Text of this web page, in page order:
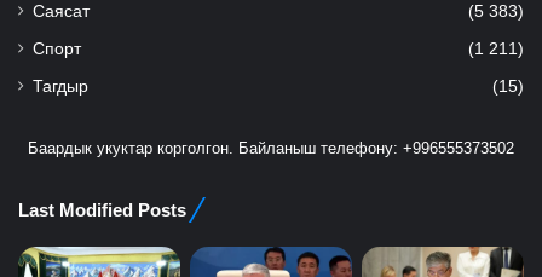
Саясат (5 383)
Спорт (1 211)
Тагдыр (15)
Баардык укуктар корголгон. Байланыш телефону: +996555373502
Last Modified Posts